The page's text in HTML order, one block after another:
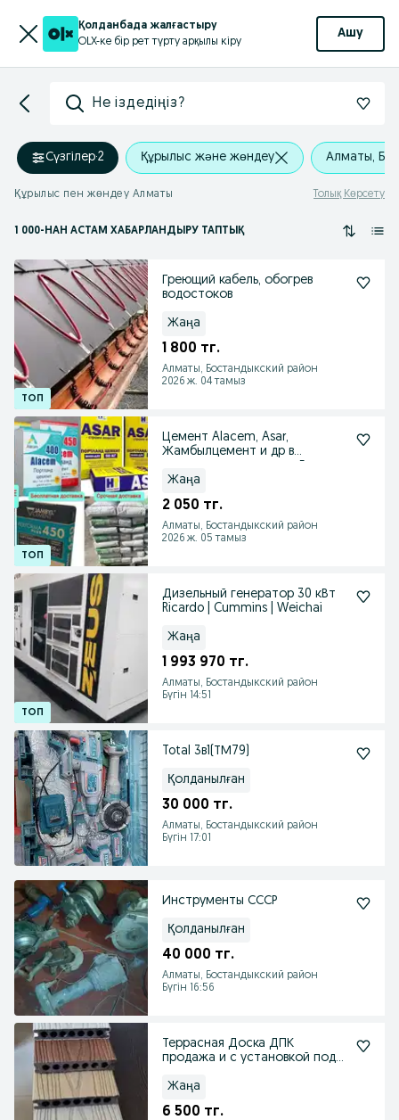
Қолданбада жалғастыру
OLX-ке бір рет түрту арқылы кіру
Ашу
Не іздедіңіз?
Сүзгілер·2 Құрылыс және жөндеу Алматы,
Құрылыс пен жөндеу Алматы Толық Көрсету
1 000-НАН АСТАМ ХАБАРЛАНДЫРУ ТАПТЫҚ
Греющий кабель, обогрев
водостоков
Жаңа
1 800 тг.
Алматы, Бостандыкский район
2026 ж. 04 тамыз
Цемент Alacem, Asar,
Жамбылцемент и др в
НДС
Жаңа
2 050 тг.
Алматы, Бостандыкский район
2026 ж. 05 тамыз
Дизельный генератор 30 кВт
Ricardo | Cummins | Weichai
Жаңа
1 993 970 тг.
Алматы, Бостандыкский район
Бүгін 14:51
Total 3в1(ТМ79)
Қолданылған
30 000 тг.
Алматы, Бостандыкский район
Бүгін 17:01
Инструменты СССР
Қолданылған
40 000 тг.
Алматы, Бостандыкский район
Бүгін 16:56
Террасная Доска ДПК
продажа и с установкой под
Жаңа
6 500 тг.